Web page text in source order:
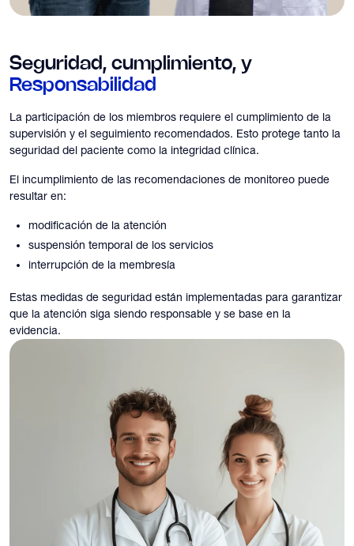
Seguridad, cumplimiento, y
Responsabilidad
La participación de los miembros requiere el cumplimiento de la
supervisión y el seguimiento recomendados. Esto protege tanto la
seguridad del paciente como la integridad clínica.
El incumplimiento de las recomendaciones de monitoreo puede
resultar en:
modificación de la atención
suspensión temporal de los servicios
interrupción de la membresía
Estas medidas de seguridad están implementadas para garantizar
que la atención siga siendo responsable y se base en la
evidencia.